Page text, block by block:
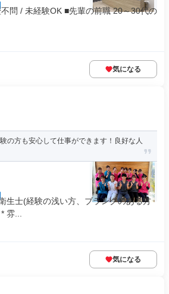
問 / 未経験OK ■先輩の前職 20～30代の
気になる
の方も安心して仕事ができます！良好な人
生士(経験の浅い方、ブランクのある方
雰...
気になる